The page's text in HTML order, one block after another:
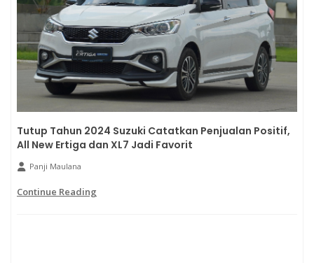
Tutup Tahun 2024 Suzuki Catatkan Penjualan Positif,
All New Ertiga dan XL7 Jadi Favorit
Panji Maulana
Continue Reading